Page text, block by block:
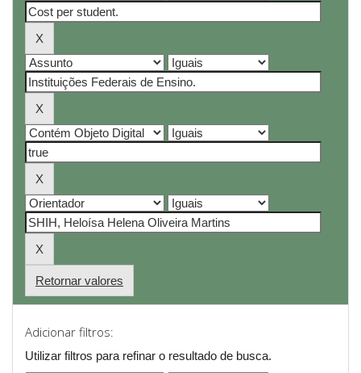
Retornar valores
Adicionar filtros:
Utilizar filtros para refinar o resultado de busca.